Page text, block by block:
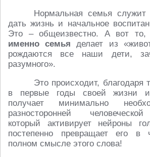
Нормальная семья служит
дать жизнь и начальное
Это – общеизвестно. А вот то,
именно семья делает из
рождаются все наши дети,
разумного».
Это происходит, благодаря
в первые годы своей жизни
получает минимально
разносторонней
который активирует нейроны
постепенно превращает его в
полном смысле этого слова!